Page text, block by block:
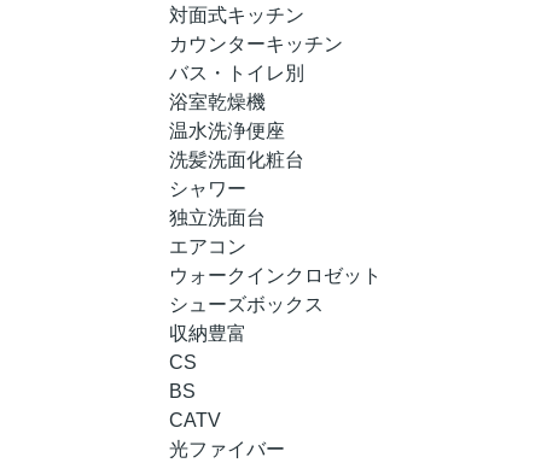
対面式キッチン
カウンターキッチン
バス・トイレ別
浴室乾燥機
温水洗浄便座
洗髪洗面化粧台
シャワー
独立洗面台
エアコン
ウォークインクロゼット
シューズボックス
収納豊富
CS
BS
CATV
光ファイバー